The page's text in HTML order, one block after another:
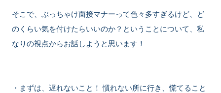
そこで、ぶっちゃけ面接マナーって色々多すぎるけど、ど
のくらい気を付けたらいいのか？ということについて、私
なりの視点からお話しようと思います！
・まずは、遅れないこと！ 慣れない所に行き、慌てること